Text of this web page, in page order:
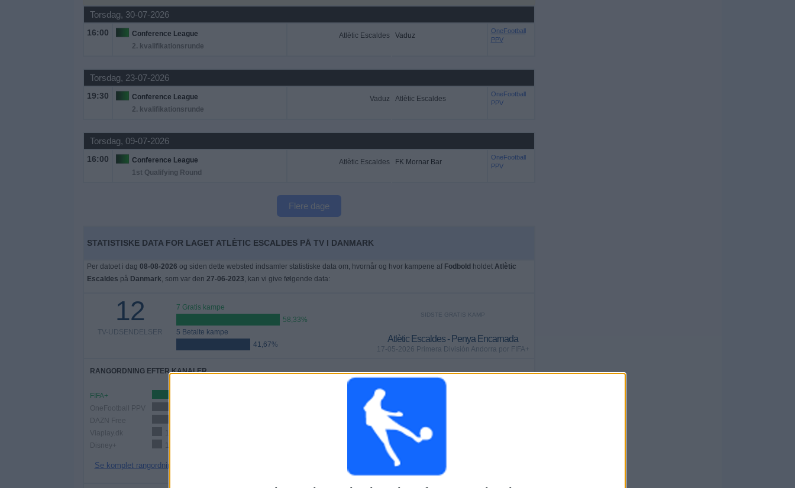
Torsdag, 30-07-2026
16:00
Conference League
2. kvalifikationsrunde
Atlètic Escaldes Vaduz
OneFootball
PPV
Torsdag, 23-07-2026
19:30
Conference League
2. kvalifikationsrunde
Vaduz Atlètic Escaldes
OneFootball
PPV
Torsdag, 09-07-2026
16:00
Conference League
1st Qualifying Round
Atlètic Escaldes FK Mornar Bar
OneFootball
PPV
Flere dage
STATISTISKE DATA FOR LAGET ATLÈTIC ESCALDES PÅ TV I DANMARK
Per datoet i dag 08-08-2026 og siden dette websted indsamler statistiske data om, hvornår og hvor kampene af Fodbold holdet Atlètic
Escaldes på Danmark, som var den 27-06-2023, kan vi give følgende data:
12
TV-UDSENDELSER
7 Gratis kampe
58,33%
5 Betalte kampe
41,67%
SIDSTE GRATIS KAMP
Atlètic Escaldes - Penya Encarnada
17-05-2026 Primera División Andorra por FIFA+
RANGORDNING EFTER KANALER
FIFA+
OneFootball PPV
DAZN Free
Viaplay.dk
Disney+
Se komplet rangordning
KAMP
KAMPER
3
KONTINUERLIGT
BETALTE